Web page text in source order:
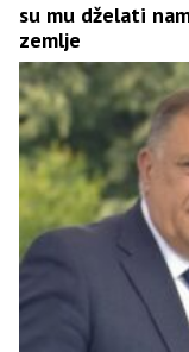
su mu dželati
zemlje